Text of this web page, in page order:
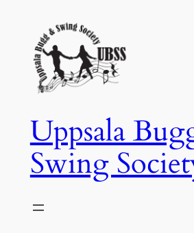
innehåll
Uppsala
Swing